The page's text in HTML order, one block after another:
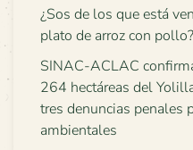
¿Sos de los que está
plato de arroz con pollo?
SINAC-ACLAC
264 hectáreas del
tres denuncias penales
ambientales